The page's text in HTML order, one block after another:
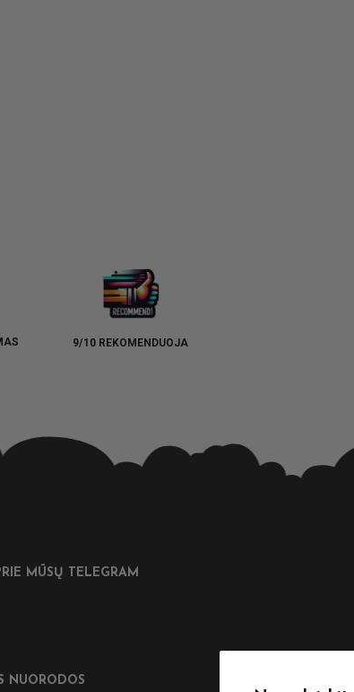
9/10 REKOMENDUOJA
MŪSŲ TELEGRAM
NUORODOS